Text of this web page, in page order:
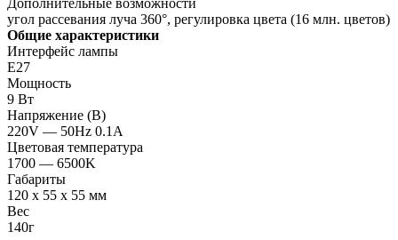
угол рассевания луча 360°, регулировка цвета (16 млн. цветов)
Общие характеристики
Интерфейс лампы
Е27
Мощность
9 Вт
Напряжение (В)
220V — 50Hz 0.1A
Цветовая температура
1700 — 6500K
Габариты
120 x 55 x 55 мм
Вес
140г